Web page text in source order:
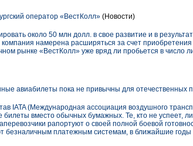
оператор «ВестКолл» (Новости)
около 50 млн долл. в свое развитие и в
намерена расширяться за счет
рынке «ВестКолл» уже вряд ли пробьется в число
авиабилеты пока не привычны для отечественных
IATA (Международная ассоциация воздушного
вместо обычных бумажных. Те, кто не успеет,
рапортуют о своей полной боевой
безналичным платежным системам, в ближайшие